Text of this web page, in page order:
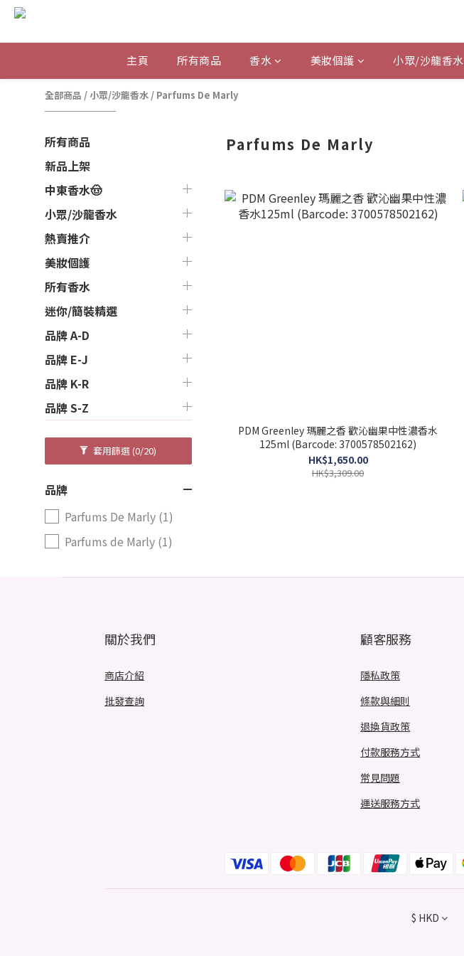
主頁 所有商品 香水 美妝個護 小眾/沙龍香水
全部商品 / 小眾/沙龍香水 / Parfums De Marly
所有商品
新品上架
中東香水🤠
小眾/沙龍香水
熱賣推介
美妝個護
所有香水
迷你/簡裝精選
品牌 A-D
品牌 E-J
品牌 K-R
品牌 S-Z
套用篩選(0/20)
品牌
Parfums De Marly (1)
Parfums de Marly (1)
Parfums De Marly
PDM Greenley 瑪麗之香 歡沁幽果中性濃香水
125ml (Barcode: 3700578502162)
HK$1,650.00
HK$3,309.00
關於我們
商店介紹
批發查詢
顧客服務
隱私政策
條款與細則
退換貨政策
付款服務方式
常見問題
運送服務方式
$ HKD